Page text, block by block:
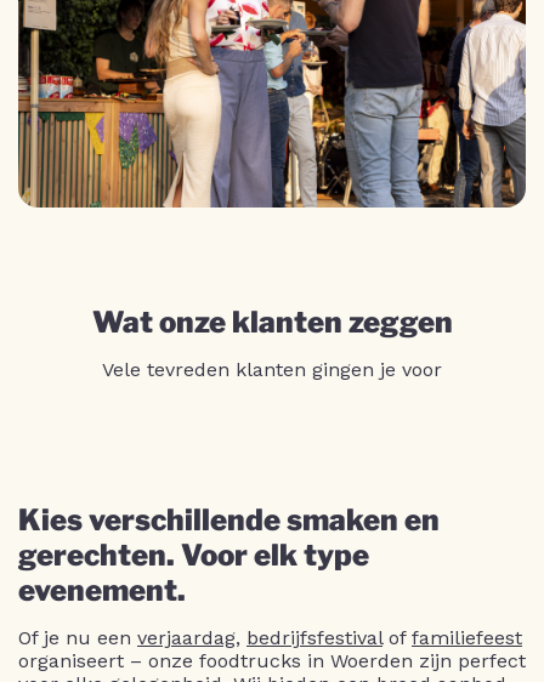
Wat onze klanten zeggen
Vele tevreden klanten gingen je voor
Kies verschillende smaken en
gerechten. Voor elk type
evenement.
Of je nu een verjaardag, bedrijfsfestivalof familiefeest
organiseert – onze foodtrucks in Woerden zijn perfect